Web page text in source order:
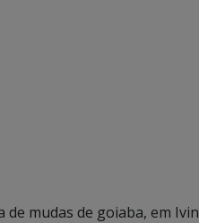
mudas de goiaba, em